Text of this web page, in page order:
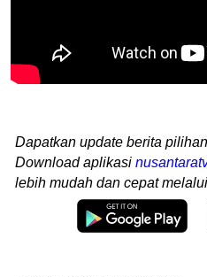
Dapatkan update berita
Download aplikasi
lebih mudah dan cepat